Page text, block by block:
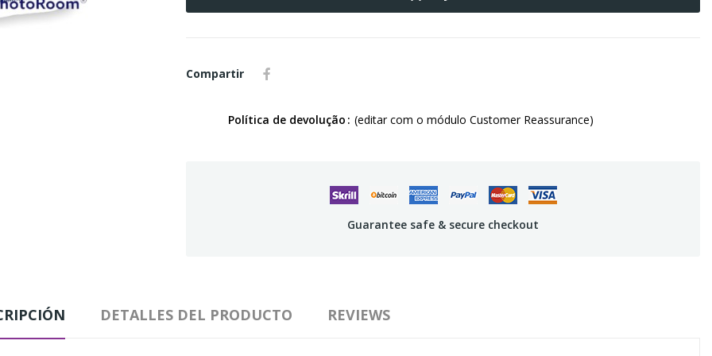
Compartir
Política de devolução (editar com o módulo Customer Reassurance)
Guarantee safe & secure checkout
DETALLES DEL PRODUCTO REVIEWS